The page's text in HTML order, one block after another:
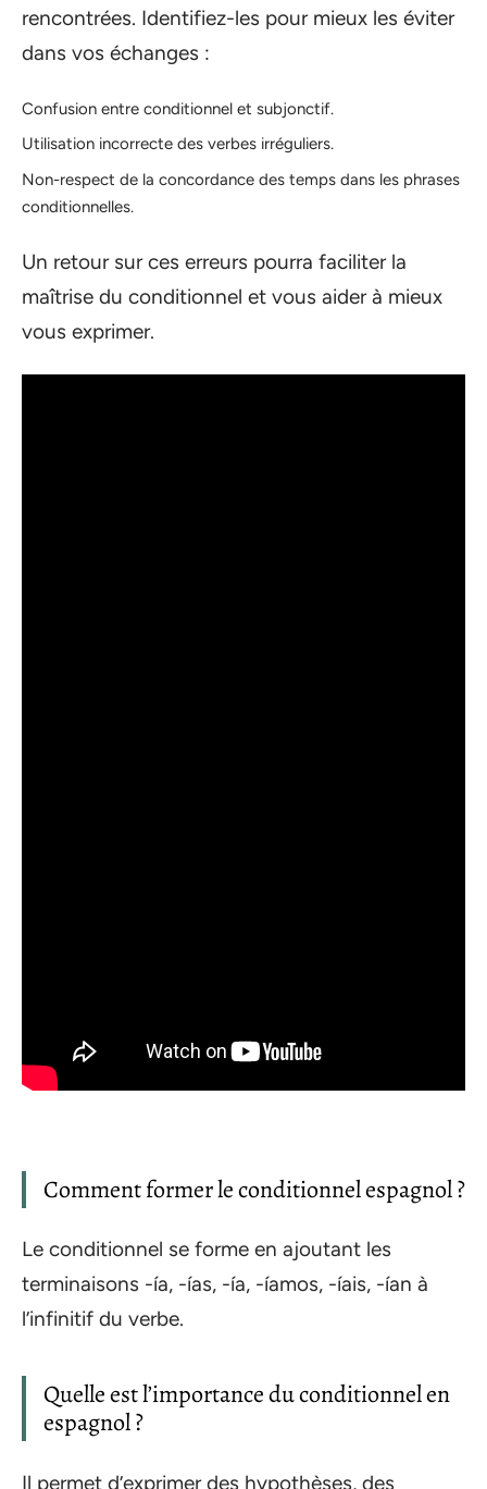
rencontrées. Identifiez-les pour mieux les éviter
dans vos échanges :
Confusion entre conditionnel et subjonctif.
Utilisation incorrecte des verbes irréguliers.
Non-respect de la concordance des temps dans les phrases
conditionnelles.
Un retour sur ces erreurs pourra faciliter la
maîtrise du conditionnel et vous aider à mieux
vous exprimer.
Comment former le conditionnel espagnol ?
Le conditionnel se forme en ajoutant les
terminaisons -ía, -ías, -ía, -íamos, -íais, -ían à
l’infinitif du verbe.
Quelle est l’importance du conditionnel en
espagnol ?
Il permet d’exprimer des hypothèses, des